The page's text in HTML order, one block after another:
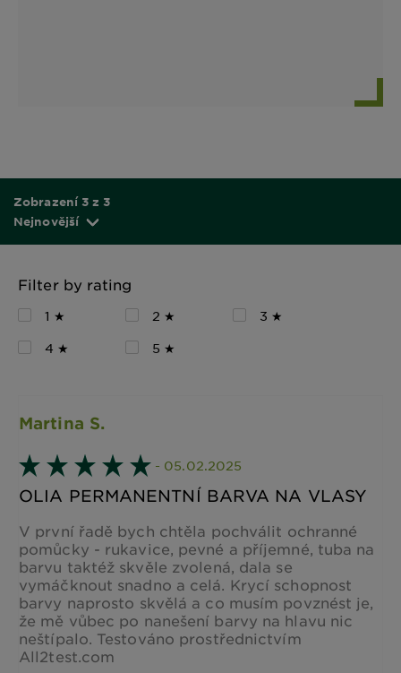
Zobrazení 3 z 3
Nejnovější
Filter by rating
1 ★ 2 ★
3 ★
4 ★
5 ★
Martina S.
- 05.02.2025
OLIA PERMANENTNÍ BARVA NA VLASY
V první řadě bych chtěla pochválit ochranné
pomůcky - rukavice, pevné a příjemné, tuba na
barvu taktéž skvěle zvolená, dala se
vymáčknout snadno a celá. Krycí schopnost
barvy naprosto skvělá a co musím povznést je,
že mě vůbec po nanešení barvy na hlavu nic
neštípalo. Testováno prostřednictvím
All2test.com